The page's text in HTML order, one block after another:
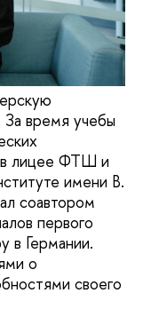
время учебы
в лицее ФТШ и
имени В.
соавтором
первого
в Германии.
о
своего